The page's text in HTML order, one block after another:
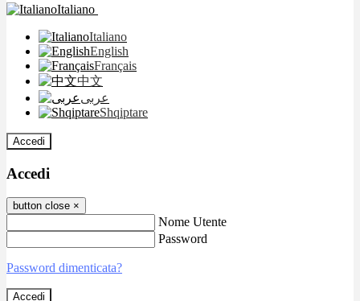
Italiano
Italiano
English
Français
中文
عربى
Shqiptare
Accedi
Accedi
button close ×
Nome Utente
Password
Password dimenticata?